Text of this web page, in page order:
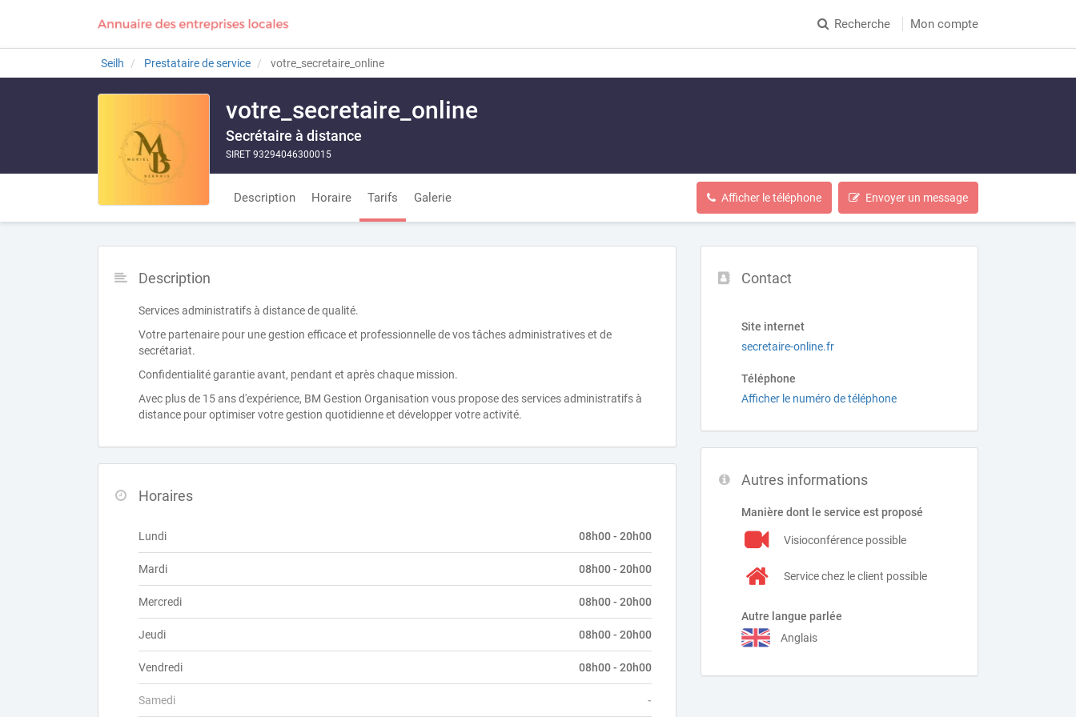
Recherche Mon compte
Seilh Prestataire de service votre_secretaire_online
votre_secretaire_online
Secrétaire à distance
SIRET 93294046300015
Description Horaire Tarifs Galerie Afficher le téléphone Envoyer un message
Contact
Site internet
secretaire-online.fr
Téléphone
Afficher le numéro de téléphone
Autres informations
Manière dont le service est proposé
Visioconférence possible
Service chez le client possible
Autre langue parlée
Anglais
Description
Services administratifs à distance de qualité.
Votre partenaire pour une gestion efficace et professionnelle de vos tâches administratives et de
secrétariat.
Confidentialité garantie avant, pendant et après chaque mission.
Avec plus de 15 ans d'expérience, BM Gestion Organisation vous propose des services administratifs à
distance pour optimiser votre gestion quotidienne et développer votre activité.
Horaires
Lundi 08h00 - 20h00
Mardi 08h00 - 20h00
Mercredi 08h00 - 20h00
Jeudi 08h00 - 20h00
Vendredi 08h00 - 20h00
Samedi -